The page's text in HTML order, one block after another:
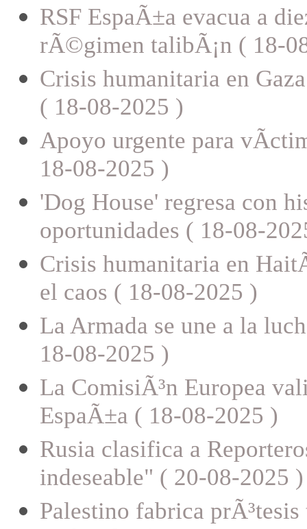
RSF EspaÃ±a evacua a
rÃ©gimen talibÃ¡n ( 18-
Crisis humanitaria en
( 18-08-2025 )
Apoyo urgente para
18-08-2025 )
'Dog House' regresa con
oportunidades ( 18-08-
Crisis humanitaria en
el caos ( 18-08-2025 )
La Armada se une a la
18-08-2025 )
La ComisiÃ³n Europea
EspaÃ±a ( 18-08-2025 )
Rusia clasifica a
indeseable" ( 20-08-2025 )
Palestino fabrica